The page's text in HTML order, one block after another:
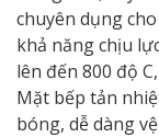
chuyên dụng
khả năng chịu
lên đến 800 độ
Mặt bếp tản
bóng, dễ dàng